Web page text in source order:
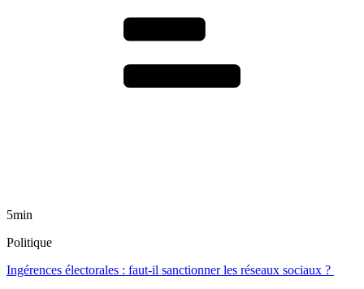
5min
Politique
Ingérences électorales : faut-il sanctionner les réseaux sociaux ?